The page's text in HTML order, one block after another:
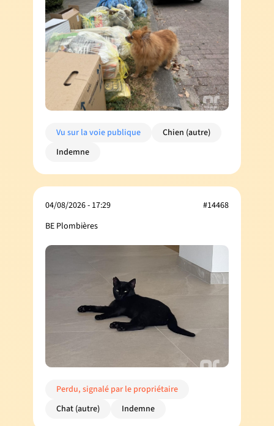
Vu sur la voie publique
Chien (autre)
Indemne
04/08/2026 - 17:29
BE Plombières
#14468
Perdu, signalé par le propriétaire
Chat (autre)
Indemne